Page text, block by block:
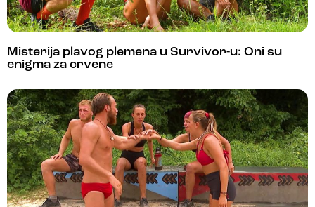
Misterija plavog plemena u Survivor-u: Oni su
enigma za crvene